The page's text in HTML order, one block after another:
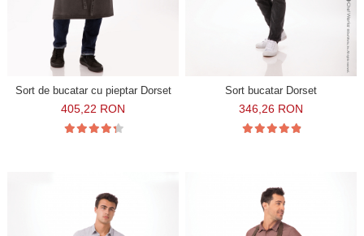
Sort de bucatar cu pieptar Dorset
405,22 RON
Sort bucatar Dorset
346,26 RON